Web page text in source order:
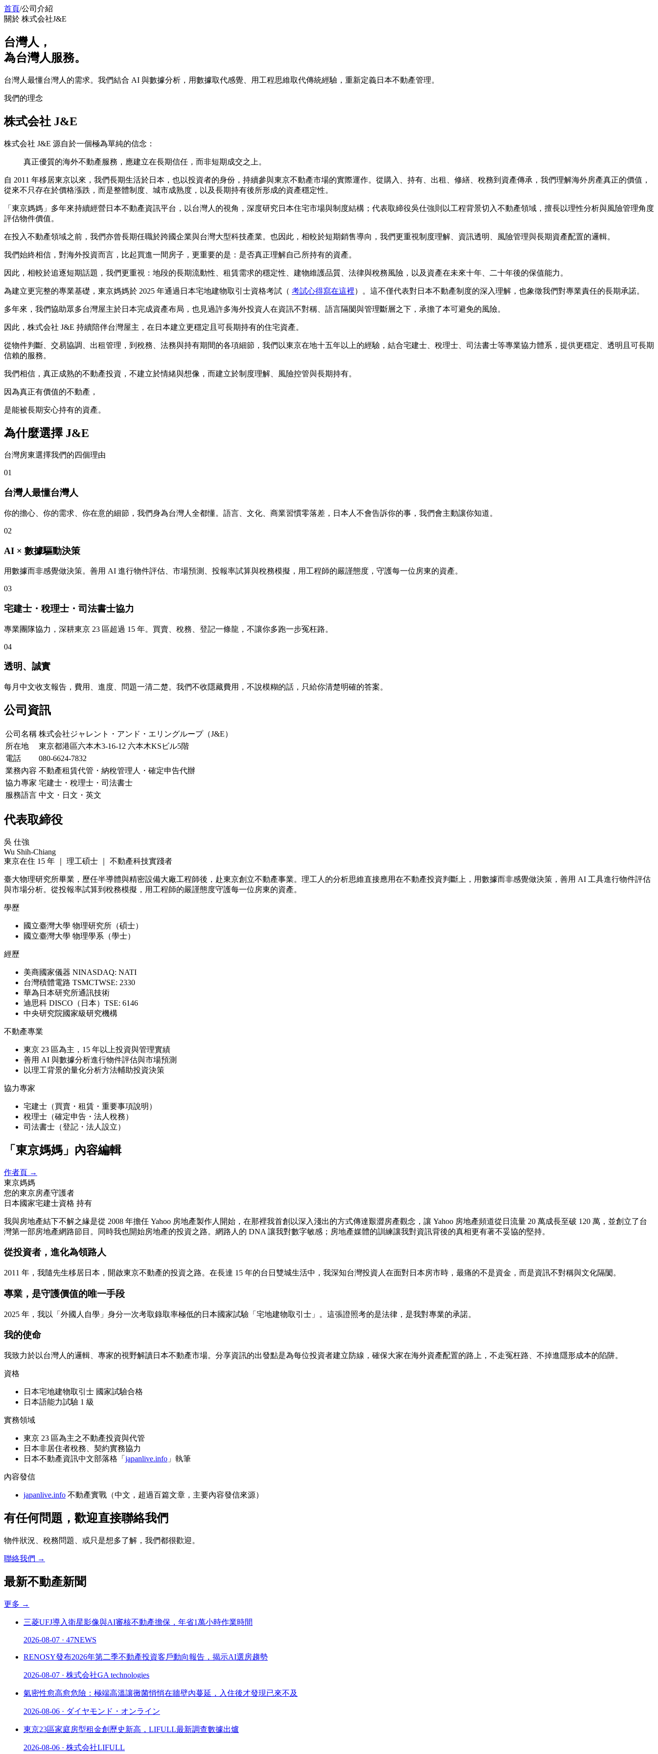
首頁/公司介紹
關於 株式会社J&E
台灣人，
為台灣人服務。
台灣人最懂台灣人的需求。我們結合 AI 與數據分析，用數據取代感覺、用工程思維取代傳統經驗，重新定義日本不動產管理。
我們的理念
株式会社 J&E
株式会社 J&E 源自於一個極為單純的信念：
真正優質的海外不動產服務，應建立在長期信任，而非短期成交之上。
自 2011 年移居東京以來，我們長期生活於日本，也以投資者的身份，持續參與東京不動產市場的實際運作。從購入、持有、出租、修繕、稅務到資產傳承，我們理解海外房產真正的價值，
從來不只存在於價格漲跌，而是整體制度、城市成熟度，以及長期持有後所形成的資產穩定性。
「東京媽媽」多年來持續經營日本不動產資訊平台，以台灣人的視角，深度研究日本住宅市場與制度結構；代表取締役吳仕強則以工程背景切入不動產領域，擅長以理性分析與風險管理角度
評估物件價值。
在投入不動產領域之前，我們亦曾長期任職於跨國企業與台灣大型科技產業。也因此，相較於短期銷售導向，我們更重視制度理解、資訊透明、風險管理與長期資產配置的邏輯。
我們始終相信，對海外投資而言，比起買進一間房子，更重要的是： 是否真正理解自己所持有的資產。
因此，相較於追逐短期話題，我們更重視：地段的長期流動性、租賃需求的穩定性、建物維護品質、法律與稅務風險，以及資產在未來十年、二十年後的保值能力。
為建立更完整的專業基礎，東京媽媽於 2025 年通過日本宅地建物取引士資格考試（ 考試心得寫在這裡）。這不僅代表對日本不動產制度的深入理解，也象徵我們對專業責任的長期承諾。
多年來，我們協助眾多台灣屋主於日本完成資產布局，也見過許多海外投資人在資訊不對稱、語言隔閡與管理斷層之下，承擔了本可避免的風險。
因此，株式会社 J&E 持續陪伴台灣屋主，在日本建立更穩定且可長期持有的住宅資產。
從物件判斷、交易協調、出租管理，到稅務、法務與持有期間的各項細節，我們以東京在地十五年以上的經驗，結合宅建士、稅理士、司法書士等專業協力體系，提供更穩定、透明且可長期
信賴的服務。
我們相信，真正成熟的不動產投資，不建立於情緒與想像，而建立於制度理解、風險控管與長期持有。
因為真正有價值的不動產，
是能被長期安心持有的資產。
為什麼選擇 J&E
台灣房東選擇我們的四個理由
01
台灣人最懂台灣人
你的擔心、你的需求、你在意的細節，我們身為台灣人全都懂。語言、文化、商業習慣零落差，日本人不會告訴你的事，我們會主動讓你知道。
02
AI × 數據驅動決策
用數據而非感覺做決策。善用 AI 進行物件評估、市場預測、投報率試算與稅務模擬，用工程師的嚴謹態度，守護每一位房東的資產。
03
宅建士・稅理士・司法書士協力
專業團隊協力，深耕東京 23 區超過 15 年。買賣、稅務、登記一條龍，不讓你多跑一步冤枉路。
04
透明、誠實
每月中文收支報告，費用、進度、問題一清二楚。我們不收隱藏費用，不說模糊的話，只給你清楚明確的答案。
公司資訊
公司名稱 株式会社ジャレント・アンド・エリングループ（J&E）
所在地
東京都港區六本木3-16-12 六本木KSビル5階
電話
080-6624-7832
業務內容 不動產租賃代管・納稅管理人・確定申告代辦
協力專家 宅建士・稅理士・司法書士
服務語言 中文・日文・英文
代表取締役
吳 仕強
Wu Shih-Chiang
東京在住 15 年 ｜ 理工碩士 ｜ 不動產科技實踐者
臺大物理研究所畢業，歷任半導體與精密設備大廠工程師後，赴東京創立不動產事業。理工人的分析思維直接應用在不動產投資判斷上，用數據而非感覺做決策，善用 AI 工具進行物件評估
與市場分析。從投報率試算到稅務模擬，用工程師的嚴謹態度守護每一位房東的資產。
學歷
國立臺灣大學 物理研究所（碩士）
國立臺灣大學 物理學系（學士）
經歷
美商國家儀器 NINASDAQ: NATI
台灣積體電路 TSMCTWSE: 2330
華為日本研究所通訊技術
迪思科 DISCO（日本） TSE: 6146
中央研究院國家級研究機構
不動產專業
東京 23 區為主，15 年以上投資與管理實績
善用 AI 與數據分析進行物件評估與市場預測
以理工背景的量化分析方法輔助投資決策
協力專家
宅建士（買賣・租賃・重要事項說明）
稅理士（確定申告・法人稅務）
司法書士（登記・法人設立）
「東京媽媽」內容編輯
作者頁 →
東京媽媽
您的東京房產守護者
日本國家宅建士資格 持有
我與房地產結下不解之緣是從 2008 年擔任 Yahoo 房地產製作人開始，在那裡我首創以深入淺出的方式傳達艱澀房產觀念，讓 Yahoo 房地產頻道從日流量 20 萬成長至破 120 萬，並創立了台
灣第一部房地產網路節目。同時我也開始房地產的投資之路。網路人的 DNA 讓我對數字敏感；房地產媒體的訓練讓我對資訊背後的真相更有著不妥協的堅持。
從投資者，進化為領路人
2011 年，我隨先生移居日本，開啟東京不動產的投資之路。在長達 15 年的台日雙城生活中，我深知台灣投資人在面對日本房市時，最痛的不是資金，而是資訊不對稱與文化隔閡。
專業，是守護價值的唯一手段
2025 年，我以「外國人自學」身分一次考取錄取率極低的日本國家試驗「宅地建物取引士」。這張證照考的是法律，是我對專業的承諾。
我的使命
我致力於以台灣人的邏輯、專家的視野解讀日本不動產市場。分享資訊的出發點是為每位投資者建立防線，確保大家在海外資產配置的路上，不走冤枉路、不掉進隱形成本的陷阱。
資格
日本宅地建物取引士 國家試驗合格
日本語能力試驗 1 級
實務領域
東京 23 區為主之不動產投資與代管
日本非居住者稅務、契約實務協力
日本不動產資訊中文部落格「 japanlive.info 」執筆
內容發信
japanlive.info 不動產實戰（中文，超過百篇文章，主要內容發信來源）
有任何問題，歡迎直接聯絡我們
物件狀況、稅務問題、或只是想多了解，我們都很歡迎。
聯絡我們 →
最新不動產新聞
更多 →
三菱UFJ導入衛星影像與AI審核不動產擔保，年省1萬小時作業時間
2026-08-07 · 47NEWS
RENOSY發布2026年第二季不動產投資客戶動向報告，揭示AI選房趨勢
2026-08-07 · 株式会社GA technologies
氣密性愈高愈危險：極端高溫讓黴菌悄悄在牆壁內蔓延，入住後才發現已來不及
2026-08-06 · ダイヤモンド・オンライン
東京23區家庭房型租金創歷史新高，LIFULL最新調查數據出爐
2026-08-06 · 株式会社LIFULL